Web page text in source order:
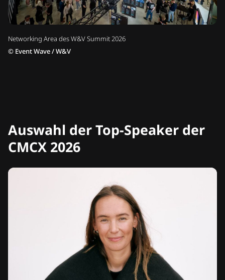
Networking Area des W&V Summit 2026
© Event Wave / W&V
Auswahl der Top-Speaker der
CMCX 2026